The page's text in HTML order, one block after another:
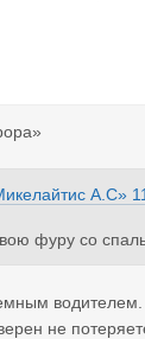
А.С»
фуру со
водителем.
не